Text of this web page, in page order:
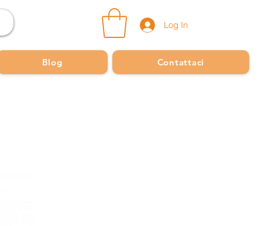
Log In
Blog Contattaci